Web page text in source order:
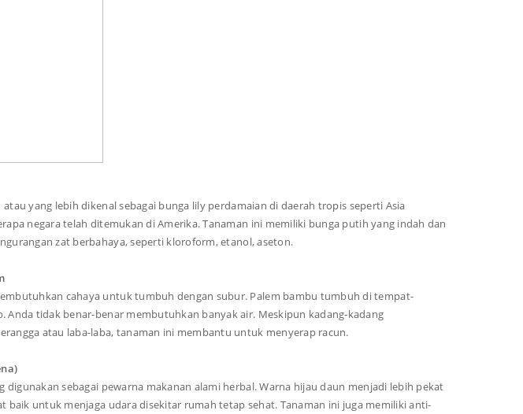
atau yang lebih dikenal sebagai bunga lily perdamaian di daerah tropis seperti Asia
negara telah ditemukan di Amerika. Tanaman ini memiliki bunga putih yang indah dan
zat berbahaya, seperti kloroform, etanol, aseton.
cahaya untuk tumbuh dengan subur. Palem bambu tumbuh di tempat-
Anda tidak benar-benar membutuhkan banyak air. Meskipun kadang-kadang
atau laba-laba, tanaman ini membantu untuk menyerap racun.
digunakan sebagai pewarna makanan alami herbal. Warna hijau daun menjadi lebih pekat
baik untuk menjaga udara disekitar rumah tetap sehat. Tanaman ini juga memiliki anti-